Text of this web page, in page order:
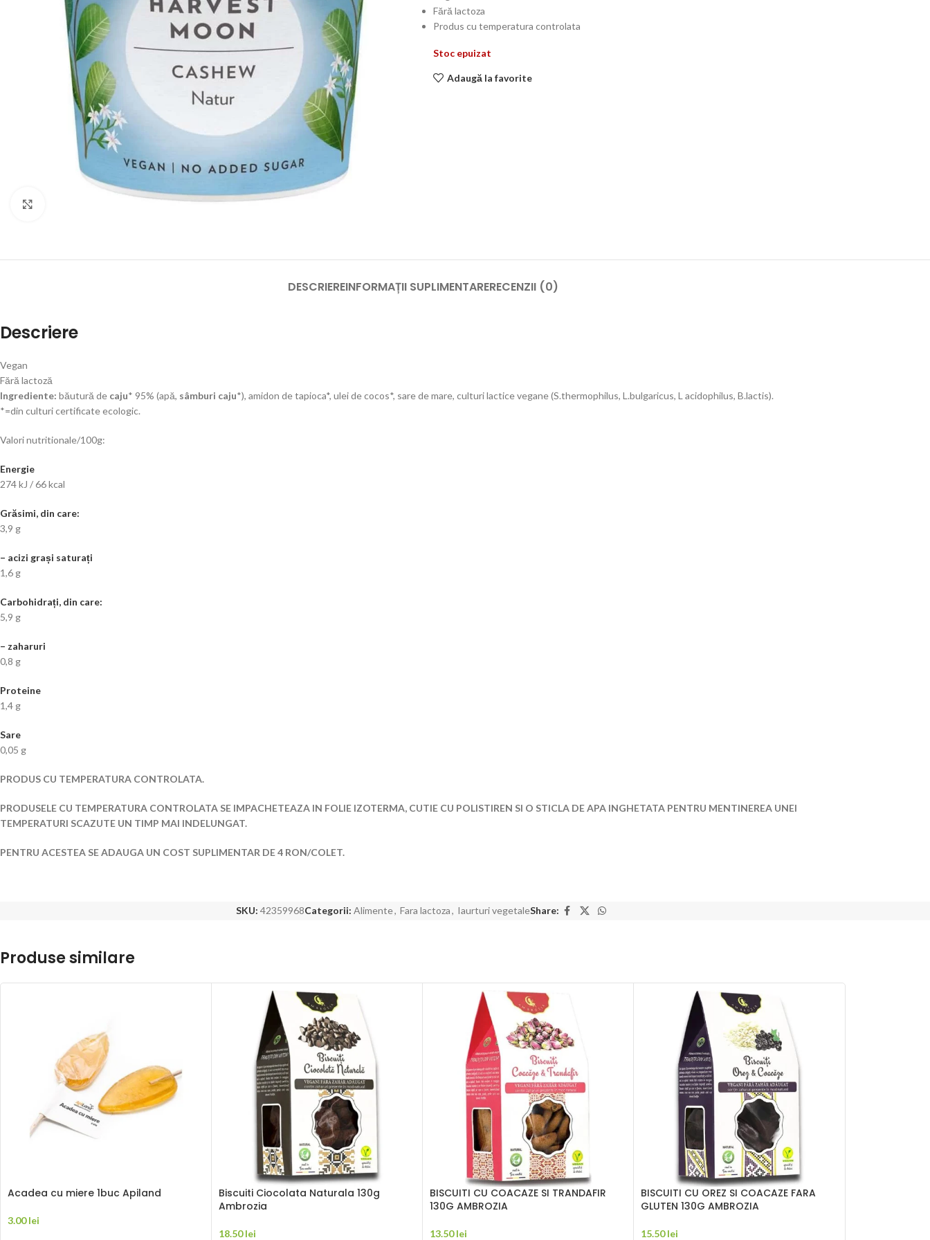
Fără lactoza
Produs cu temperatura controlata
Stoc epuizat
Adaugă la favorite
DESCRIEREINFORMAȚII SUPLIMENTARERECENZII (0)
Descriere
Vegan
Fără lactoză
Ingrediente: băutură de caju* 95% (apă, sâmburi caju*), amidon de tapioca*, ulei de cocos*, sare de mare, culturi lactice vegane (S.thermophilus, L.bulgaricus, L acidophilus, B.lactis).
*=din culturi certificate ecologic.
Valori nutritionale/100g:
Energie
274 kJ / 66 kcal
Grăsimi, din care:
3,9 g
– acizi grași saturați
1,6 g
Carbohidrați, din care:
5,9 g
– zaharuri
0,8 g
Proteine
1,4 g
Sare
0,05 g
PRODUS CU TEMPERATURA CONTROLATA.
PRODUSELE CU TEMPERATURA CONTROLATA SE IMPACHETEAZA IN FOLIE IZOTERMA, CUTIE CU POLISTIREN SI O STICLA DE APA INGHETATA PENTRU MENTINEREA UNEI
TEMPERATURI SCAZUTE UN TIMP MAI INDELUNGAT.
PENTRU ACESTEA SE ADAUGA UN COST SUPLIMENTAR DE 4 RON/COLET.
SKU: 42359968Categorii: Alimente, Fara lactoza, Iaurturi vegetaleShare:
Produse similare
Acadea cu miere 1buc Apiland
3.00lei
Biscuiti Ciocolata Naturala 130g
Ambrozia
18.50lei
BISCUITI CU COACAZE SI TRANDAFIR
130G AMBROZIA
13.50lei
BISCUITI CU OREZ SI COACAZE FARA
GLUTEN 130G AMBROZIA
15.50lei